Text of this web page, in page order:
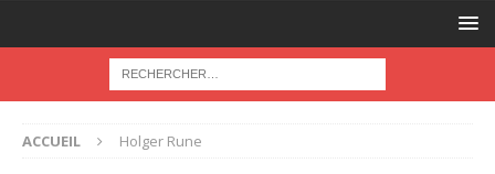
ACCUEIL Holger Rune